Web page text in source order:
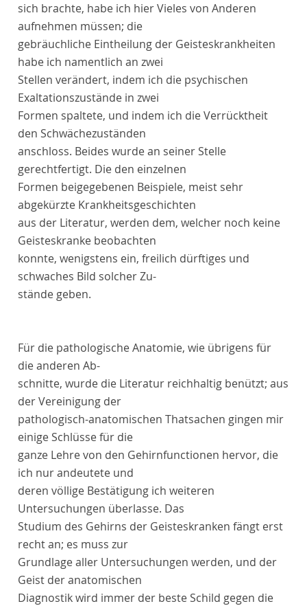
sich brachte, habe ich hier Vieles von Anderen
aufnehmen müssen; die
gebräuchliche Eintheilung der Geisteskrankheiten
habe ich namentlich an zwei
Stellen verändert, indem ich die psychischen
Exaltationszustände in zwei
Formen spaltete, und indem ich die Verrücktheit
den Schwächezuständen
anschloss. Beides wurde an seiner Stelle
gerechtfertigt. Die den einzelnen
Formen beigegebenen Beispiele, meist sehr
abgekürzte Krankheitsgeschichten
aus der Literatur, werden dem, welcher noch keine
Geisteskranke beobachten
konnte, wenigstens ein, freilich dürftiges und
schwaches Bild solcher Zu-
stände geben.
Für die pathologische Anatomie, wie übrigens für
die anderen Ab-
schnitte, wurde die Literatur reichhaltig benützt; aus
der Vereinigung der
pathologisch-anatomischen Thatsachen gingen mir
einige Schlüsse für die
ganze Lehre von den Gehirnfunctionen hervor, die
ich nur andeutete und
deren völlige Bestätigung ich weiteren
Untersuchungen überlasse. Das
Studium des Gehirns der Geisteskranken fängt erst
recht an; es muss zur
Grundlage aller Untersuchungen werden, und der
Geist der anatomischen
Diagnostik wird immer der beste Schild gegen die